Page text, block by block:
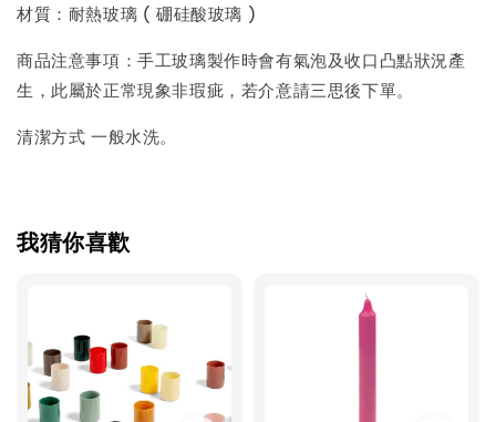
材質：耐熱玻璃 ( 硼硅酸玻璃 )
商品注意事項：手工玻璃製作時會有氣泡及收口凸點狀況產
生，此屬於正常現象非瑕疵，若介意請三思後下單。
清潔方式 一般水洗。
我猜你喜歡